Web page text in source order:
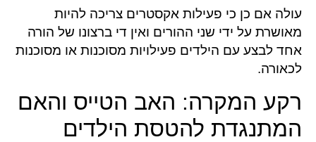
עולה אם כן כי פעילות אקסטרים צריכה להיות
מאושרת על ידי שני ההורים ואין די ברצונו של הורה
אחד לבצע עם הילדים פעילויות מסוכנות או מסוכנות
לכאורה.
רקע המקרה: האב הטייס והאם
המתנגדת להטסת הילדים